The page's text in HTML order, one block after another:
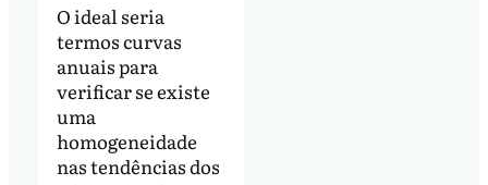
O ideal seria
termos curvas
anuais para
verificar se existe
uma
homogeneidade
nas tendências dos